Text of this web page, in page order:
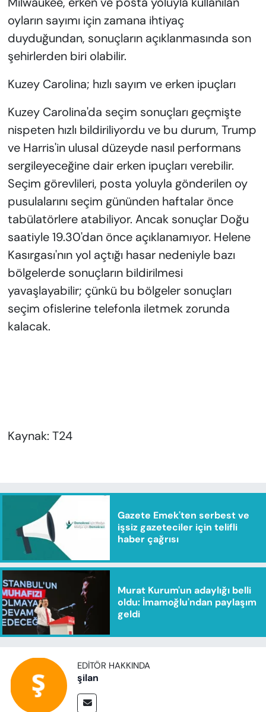
oyların sayımı için zamana ihtiyaç
duyduğundan, sonuçların açıklanmasında son
şehirlerden biri olabilir.
Kuzey Carolina; hızlı sayım ve erken ipuçları
Kuzey Carolina'da seçim sonuçları geçmişte
nispeten hızlı bildiriliyordu ve bu durum, Trump
ve Harris'in ulusal düzeyde nasıl performans
sergileyeceğine dair erken ipuçları verebilir.
Seçim görevlileri, posta yoluyla gönderilen oy
pusulalarını seçim gününden haftalar önce
tabülatörlere atabiliyor. Ancak sonuçlar Doğu
saatiyle 19.30'dan önce açıklanamıyor. Helene
Kasırgası'nın yol açtığı hasar nedeniyle bazı
bölgelerde sonuçların bildirilmesi
yavaşlayabilir; çünkü bu bölgeler sonuçları
seçim ofislerine telefonla iletmek zorunda
kalacak.
Kaynak: T24
Gazete Emek'ten serbest ve
işsiz gazeteciler için telifli
haber çağrısı
Murat Kurum'un adaylığı belli
oldu: İmamoğlu'ndan paylaşım
geldi
EDITÖR HAKKINDA
şilan